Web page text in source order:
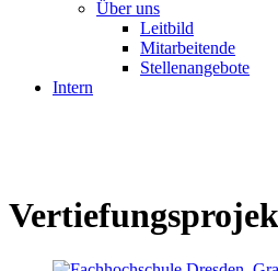
Über uns
Leitbild
Mitarbeitende
Stellenangebote
Intern